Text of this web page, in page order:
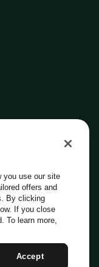
you use our site
offers and
By clicking
If you close
To learn more,
Accept